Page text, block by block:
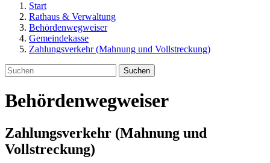
Start
Rathaus & Verwaltung
Behördenwegweiser
Gemeindekasse
Zahlungsverkehr (Mahnung und Vollstreckung)
Suchen
Behördenwegweiser
Zahlungsverkehr (Mahnung und
Vollstreckung)